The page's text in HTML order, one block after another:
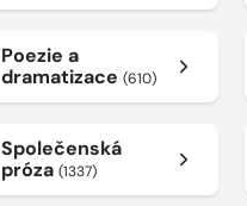
Poezie a
dramatizace (610)
Společenská
próza (1337)